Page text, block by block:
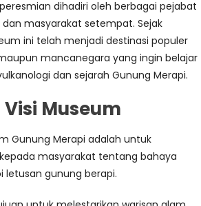
dihadiri oleh berbagai pejabat
masyarakat setempat. Sejak
ini telah menjadi destinasi populer
mancanegara yang ingin belajar
dan sejarah Gunung Merapi.
Museum
Gunung Merapi adalah untuk
masyarakat tentang bahaya
gunung berapi.